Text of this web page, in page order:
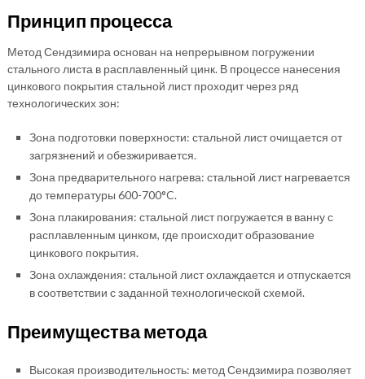
Принцип процесса
Метод Сендзимира основан на непрерывном погружении
стального листа в расплавленный цинк. В процессе нанесения
цинкового покрытия стальной лист проходит через ряд
технологических зон:
Зона подготовки поверхности: стальной лист очищается от
загрязнений и обезжиривается.
Зона предварительного нагрева: стальной лист нагревается
до температуры 600-700°C.
Зона плакирования: стальной лист погружается в ванну с
расплавленным цинком, где происходит образование
цинкового покрытия.
Зона охлаждения: стальной лист охлаждается и отпускается
в соответствии с заданной технологической схемой.
Преимущества метода
Высокая производительность: метод Сендзимира позволяет